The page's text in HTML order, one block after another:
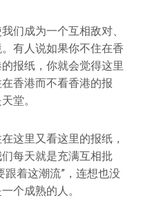
们成为一个互相敌对、
有人说如果你不住在香
报纸，你就会觉得这里
香港而不看香港的报
堂。
这里又看这里的报纸，
每天就是充满互相批
跟着这潮流”，连想也没
个成熟的人。